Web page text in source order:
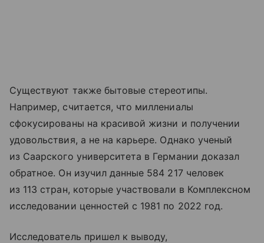
Существуют также бытовые стереотипы.
Например, считается, что миллениалы
сфокусированы на красивой жизни и получении
удовольствия, а не на карьере. Однако ученый
из Саарского университета в Германии доказал
обратное. Он изучил данные 584 217 человек
из 113 стран, которые участвовали в Комплексном
исследовании ценностей с 1981 по 2022 год.
Исследователь пришел к выводу,